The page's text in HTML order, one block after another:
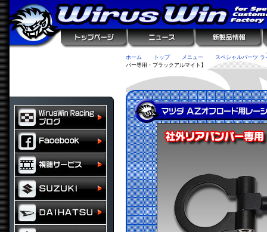
ホーム トップ メニュー
スペシャルパーツ ラ
パー専用・ブラックアルマイト】